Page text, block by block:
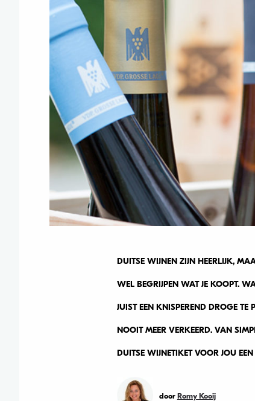
DUITSE WIJNEN ZIJN HEERLIJK,
WEL BEGRIJPEN WAT JE KOOPT.
JUIST EEN KNISPEREND DROGE TE
NOOIT MEER VERKEERD. VAN
DUITSE WIJNETIKET VOOR JOU
door Romy Kooij